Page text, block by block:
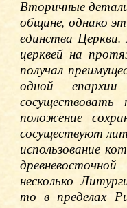
Вторичные
общине, однако
единства
церквей на
получал
одной
сосуществовать
положение
сосуществуют
использование
несколько
то в пределах